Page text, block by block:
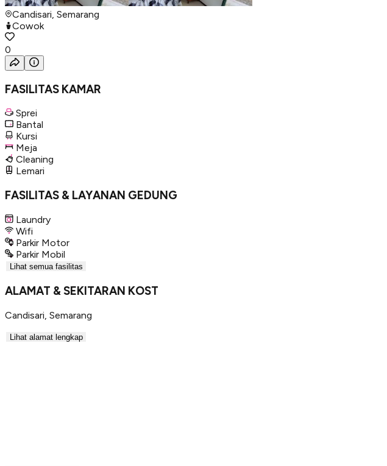
Candisari, Semarang
Cowok
0
FASILITAS KAMAR
Sprei
Bantal
Kursi
Meja
Cleaning
Lemari
FASILITAS & LAYANAN GEDUNG
Laundry
Wifi
Parkir Motor
Parkir Mobil
Lihat semua fasilitas
ALAMAT & SEKITARAN KOST
Candisari Semarang
Lihat alamat lengkap